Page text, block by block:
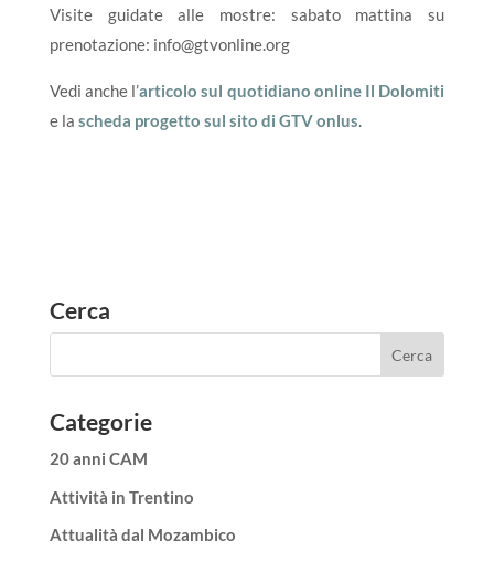
Visite guidate alle mostre: sabato mattina su
prenotazione: info@gtvonline.org
Vedi anche l’articolo sul quotidiano online Il Dolomiti
e la scheda progetto sul sito di GTV onlus.
Cerca
Categorie
20 anni CAM
Attività in Trentino
Attualità dal Mozambico